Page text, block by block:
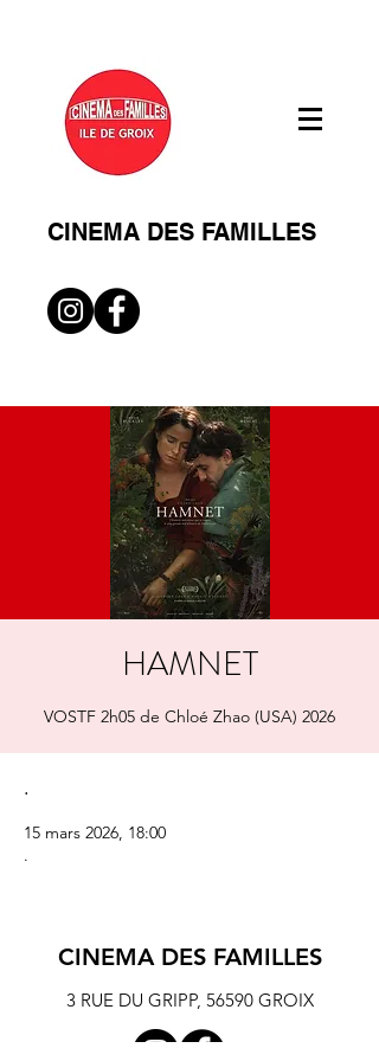
CINEMA DES FAMILLES
HAMNET
VOSTF 2h05 de Chloé Zhao (USA) 2026
.
15 mars 2026, 18:00
.
CINEMA DES FAMILLES
3 RUE DU GRIPP, 56590 GROIX